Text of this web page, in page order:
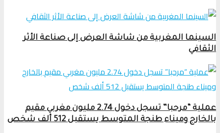
السينما المغربية من شاشة العرض إلى صناعة الأثر
الثقافي
عملية “مرحبا” تسجل دخول 2.74 مليون مغربي مقيم
بالخارج وميناء طنجة المتوسط يستقبل 512 ألف شخص